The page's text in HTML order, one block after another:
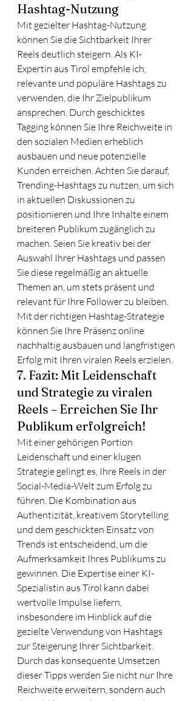
Hashtag-Nutzung
Mit gezielter Hashtag-Nutzung
können Sie die Sichtbarkeit Ihrer
Reels deutlich steigern. Als KI-
Expertin aus Tirol empfehle ich,
relevante und populäre Hashtags zu
verwenden, die Ihr Zielpublikum
ansprechen. Durch geschicktes
Tagging können Sie Ihre Reichweite in
den sozialen Medien erheblich
ausbauen und neue potenzielle
Kunden erreichen. Achten Sie darauf,
Trending-Hashtags zu nutzen, um sich
in aktuellen Diskussionen zu
positionieren und Ihre Inhalte einem
breiteren Publikum zugänglich zu
machen. Seien Sie kreativ bei der
Auswahl Ihrer Hashtags und passen
Sie diese regelmäßig an aktuelle
Themen an, um stets präsent und
relevant für Ihre Follower zu bleiben.
Mit der richtigen Hashtag-Strategie
können Sie Ihre Präsenz online
nachhaltig ausbauen und langfristigen
Erfolg mit Ihren viralen Reels erzielen.
7. Fazit: Mit Leidenschaft
und Strategie zu viralen
Reels – Erreichen Sie Ihr
Publikum erfolgreich!
Mit einer gehörigen Portion
Leidenschaft und einer klugen
Strategie gelingt es, Ihre Reels in der
Social-Media-Welt zum Erfolg zu
führen. Die Kombination aus
Authentizität, kreativem Storytelling
und dem geschickten Einsatz von
Trends ist entscheidend, um die
Aufmerksamkeit Ihres Publikums zu
gewinnen. Die Expertise einer KI-
Spezialistin aus Tirol kann dabei
wertvolle Impulse liefern,
insbesondere im Hinblick auf die
gezielte Verwendung von Hashtags
zur Steigerung Ihrer Sichtbarkeit.
Durch das konsequente Umsetzen
dieser Tipps werden Sie nicht nur Ihre
Reichweite erweitern, sondern auch